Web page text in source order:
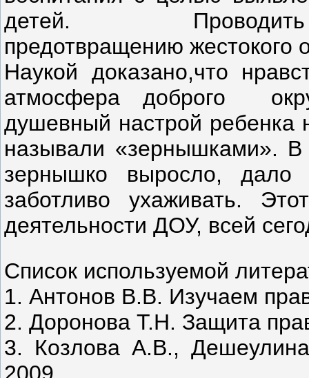
детей. Проводить
предотвращению жестокого
Наукой доказано,что
атмосфера доброго
душевный настрой ребенка
называли «зернышками».
зернышко выросло,
заботливо ухаживать.
деятельности ДОУ, всей
Список используемой
1. Антонов В.В. Изучаем
2. Доронова Т.Н. Защита
3. Козлова А.В.,